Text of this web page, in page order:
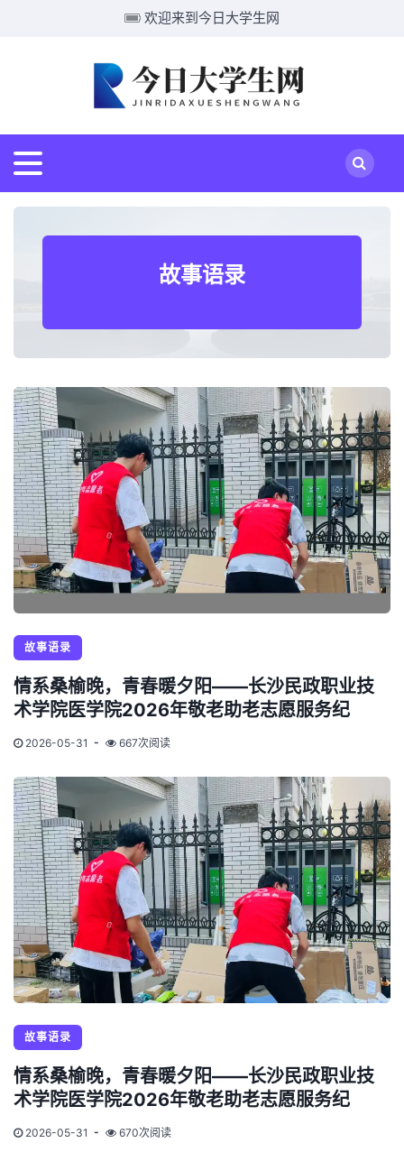
欢迎来到今日大学生网
故事语录
故事语录
情系桑榆晚，青春暖夕阳——长沙民政职业技
术学院医学院2026年敬老助老志愿服务纪
2026-05-31 667次阅读
故事语录
情系桑榆晚，青春暖夕阳——长沙民政职业技
术学院医学院2026年敬老助老志愿服务纪
2026-05-31 670次阅读